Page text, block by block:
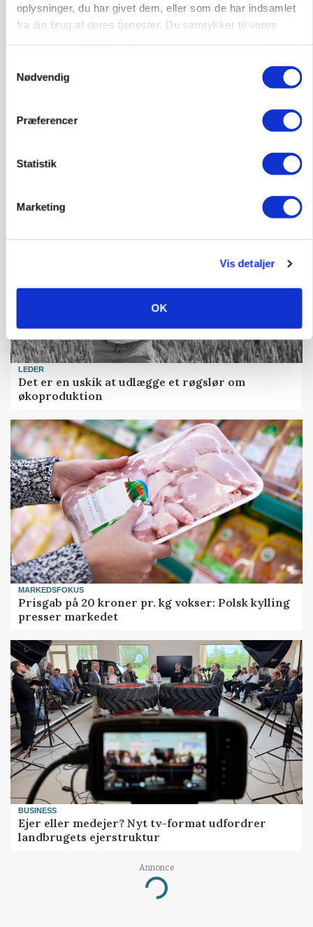
oplysninger, du har givet dem, eller som de har indsamlet
fra din brug af deres tjenester. Du samtykker til vores
Nødvendig
Præferencer
Statistik
Marketing
Vis detaljer
OK
6392, Bolderslev 03. aug.
Leder til klimastald
LEDER
Det er en uskik at udlægge et røgslør om
økoproduktion
MARKEDSFOKUS
Prisgab på 20 kroner pr. kg vokser: Polsk kylling
presser markedet
BUSINESS
Ejer eller medejer? Nyt tv-format udfordrer
landbrugets ejerstruktur
Annonce
Loading...